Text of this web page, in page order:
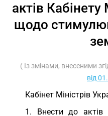
актів Кабінету
щодо
( Із змінами, внесеними
від
Кабінет Міністрів
1. Внести до актів